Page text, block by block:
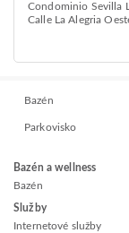
Condominio Sevilla
Calle La Alegria
Bazén
Parkovisko
Bazén a wellness
Bazén
Služby
Internetové služby